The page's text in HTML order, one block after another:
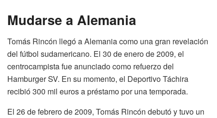
Mudarse a Alemania
Tomás Rincón llegó a Alemania como una gran revelación
del fútbol sudamericano. El 30 de enero de 2009, el
centrocampista fue anunciado como refuerzo del
Hamburger SV. En su momento, el Deportivo Táchira
recibió 300 mil euros a préstamo por una temporada.
El 26 de febrero de 2009, Tomás Rincón debutó y tuvo un